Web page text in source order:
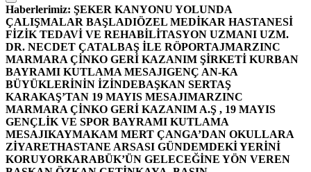
Haberlerimiz: ŞEKER KANYONU YOLUNDA
ÇALIŞMALAR BAŞLADIÖZEL MEDİKAR HASTANESİ
FİZİK TEDAVİ VE REHABİLİTASYON UZMANI UZM.
DR. NECDET ÇATALBAŞ İLE RÖPORTAJMARZINC
MARMARA ÇİNKO GERİ KAZANIM ŞİRKETİ KURBAN
BAYRAMI KUTLAMA MESAJIGENÇ AN-KA
BÜYÜKLERİNİN İZİNDEBAŞKAN SERTAŞ
KARAKAŞ’TAN 19 MAYIS MESAJIMARZINC
MARMARA ÇİNKO GERİ KAZANIM A.Ş , 19 MAYIS
GENÇLİK VE SPOR BAYRAMI KUTLAMA
MESAJIKAYMAKAM MERT ÇANGA’DAN OKULLARA
ZİYARETHASTANE ARSASI GÜNDEMDEKİ YERİNİ
KORUYORKARABÜK’ÜN GELECEĞİNE YÖN VEREN